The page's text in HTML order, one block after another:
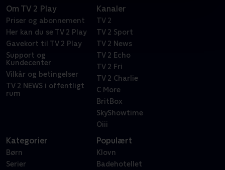
Om TV 2 Play
Priser og abonnement
Her kan du se TV 2 Play
Gavekort til TV 2 Play
Support og
Kundecenter
Vilkår og betingelser
TV 2 NEWS i offentligt
rum
Kanaler
TV 2
TV 2 Sport
TV 2 News
TV 2 Echo
TV 2 Fri
TV 2 Charlie
C More
BritBox
SkyShowtime
Oiii
Kategorier
Børn
Serier
Populært
Klovn
Badehotellet